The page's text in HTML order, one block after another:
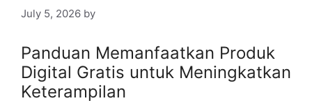
July 5, 2026 by
Panduan Memanfaatkan Produk
Digital Gratis untuk Meningkatkan
Keterampilan